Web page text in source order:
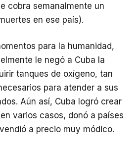
cobra semanalmente un
en ese país).
para la humanidad,
le negó a Cuba la
tanques de oxígeno, tan
para atender a sus
Aún así, Cuba logró crear
varios casos, donó a países
a precio muy módico.